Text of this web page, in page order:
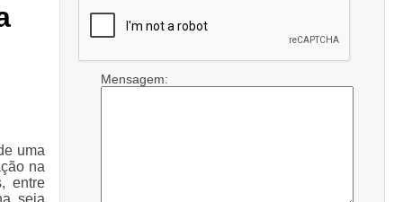
uma
na
entre
seja
Mensagem: